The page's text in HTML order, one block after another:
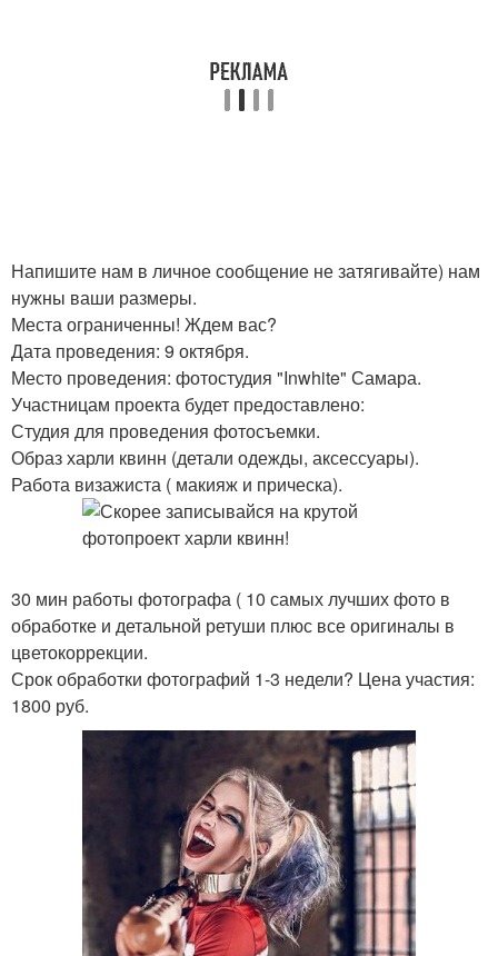
Напишите нам в личное сообщение не затягивайте) нам
нужны ваши размеры.
Места ограниченны! Ждем вас?
Дата проведения: 9 октября.
Место проведения: фотостудия "Inwhite" Самара.
Участницам проекта будет предоставлено:
Студия для проведения фотосъемки.
Образ харли квинн (детали одежды, аксессуары).
Работа визажиста ( макияж и прическа).
30 мин работы фотографа ( 10 самых лучших фото в
обработке и детальной ретуши плюс все оригиналы в
цветокоррекции.
Срок обработки фотографий 1-3 недели? Цена участия:
1800 руб.